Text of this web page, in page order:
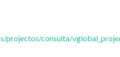
consulta/